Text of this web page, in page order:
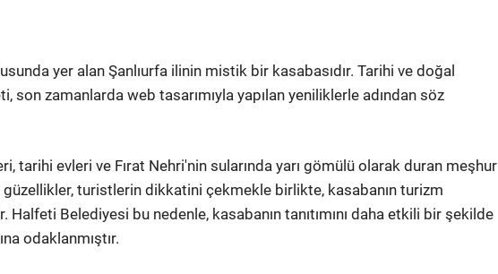
yer alan Şanlıurfa ilinin mistik bir kasabasıdır. Tarihi ve doğal
son zamanlarda web tasarımıyla yapılan yeniliklerle adından söz
tarihi evleri ve Fırat Nehri'nin sularında yarı gömülü olarak duran meşhur
güzellikler, turistlerin dikkatini çekmekle birlikte, kasabanın turizm
Halfeti Belediyesi bu nedenle, kasabanın tanıtımını daha etkili bir şekilde
odaklanmıştır.